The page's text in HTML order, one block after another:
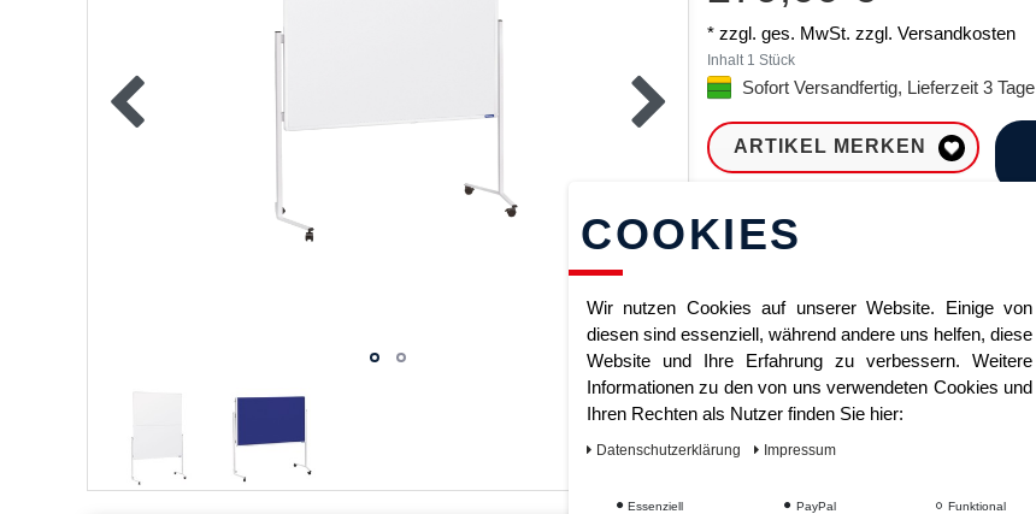
* zzgl. ges. MwSt. zzgl. Versandkosten
Inhalt 1 Stück
Sofort Versandfertig, Lieferzeit 3 Tage
ARTIKEL MERKEN
Sofort lieferbar
COOKIES
Wir nutzen Cookies auf unserer Website. Einige von
diesen sind essenziell, während andere uns helfen, diese
Website und Ihre Erfahrung zu verbessern. Weitere
Informationen zu den von uns verwendeten Cookies und
Ihren Rechten als Nutzer finden Sie hier:
Daten­schutz­erklärung Impressum
Essenziell PayPal Funktional